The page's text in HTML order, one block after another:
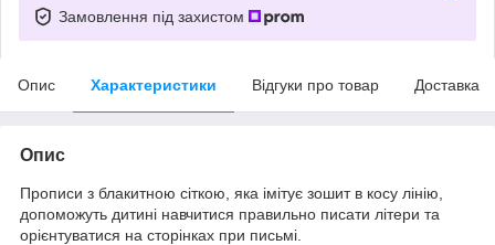
Замовлення під захистом
Опис Характеристики Відгуки про товар Доставка
Опис
Прописи з блакитною сіткою, яка імітує зошит в косу лінію,
допоможуть дитині навчитися правильно писати літери та
орієнтуватися на сторінках при письмі.